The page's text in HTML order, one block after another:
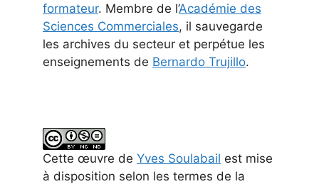
formateur. Membre de l’Académie des
Sciences Commerciales, il sauvegarde
les archives du secteur et perpétue les
enseignements de Bernardo Trujillo.
Cette œuvre de Yves Soulabail est mise
à disposition selon les termes de la